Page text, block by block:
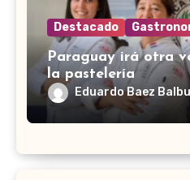
Destacado
Paraguay irá otra
la pastelería
Eduardo Baez